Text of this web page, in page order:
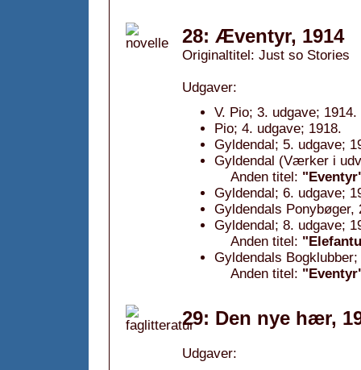
28: Æventyr, 1914
Originaltitel: Just so Stories
Udgaver:
V. Pio; 3. udgave; 1914.
Pio; 4. udgave; 1918.
Gyldendal; 5. udgave;
Gyldendal (Værker i
Anden titel:
Gyldendal; 6. udgave;
Gyldendals Ponybøger,
Gyldendal; 8. udgave;
Anden titel:
Gyldendals
Anden titel:
29: Den nye hær,
Udgaver: